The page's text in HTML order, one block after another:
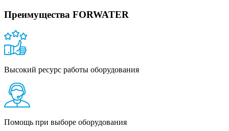
Преимущества FORWATER
Высокий ресурс работы оборудования
Помощь при выборе оборудования